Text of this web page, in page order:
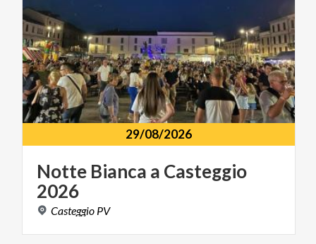
29/08/2026
Notte Bianca a Casteggio
2026
Casteggio PV